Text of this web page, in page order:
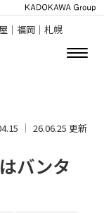
｜福岡｜札幌
26.06.25 更新
バンタ